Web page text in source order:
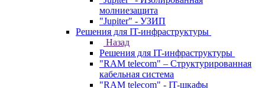
молниезащита
"Jupiter" - УЗИП
Решения для IT-инфраструктуры
Назад
Решения для IT-инфраструктуры
"RAM telecom" – Структурированная
кабельная система
"RAM telecom" - IT-шкафы